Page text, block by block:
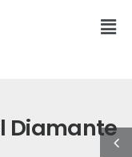
Diamante